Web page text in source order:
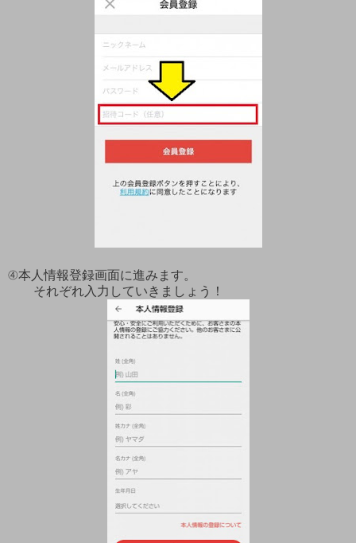
④本人情報登録画面に進みます。
それぞれ入力していきましょう！